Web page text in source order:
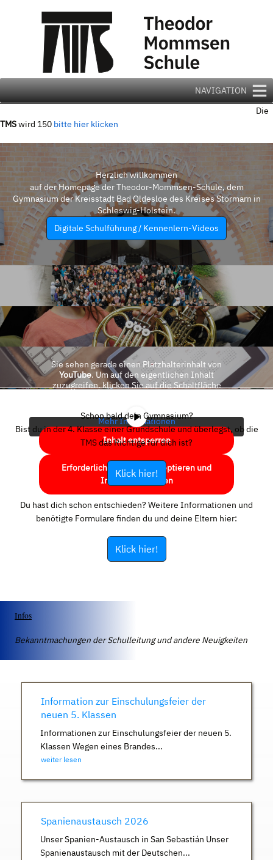
NAVIGATION
Die
TMSwird 150 bitte hier klicken
Herzlich willkommen
auf der Homepage der Theodor-Mommsen-Schule, dem
Gymnasium der Kreisstadt Bad Oldesloe des Kreises Stormarn in
Schleswig-Holstein.
Digitale Schulführung / Kennenlern-Videos
Sie sehen gerade einen Platzhalterinhalt von
YouTube. Um auf den eigentlichen Inhalt
zuzugreifen, klicken Sie auf die Schaltfläche
Mehr Informationen
Inhalt entsperren
Erforderlichen Service akzeptieren und
Inhalte entsperren
Schon bald dein Gymnasium?
Bist du in der 4. Klasse einer Grundschule und überlegst, ob die
TMS das Richtige für dich ist?
Klick hier!
Du hast dich schon entschieden? Weitere Informationen und
benötigte Formulare finden du und deine Eltern hier:
Klick hier!
Infos
Bekanntmachungen der Schulleitung und andere Neuigkeiten
Information zur Einschulungsfeier der
neuen 5. Klassen
Informationen zur Einschulungsfeier der neuen 5.
Klassen Wegen eines Brandes...
weiter lesen
Spanienaustausch 2026
Unser Spanien-Austausch in San Sebastián Unser
Spanienaustausch mit der Deutschen...